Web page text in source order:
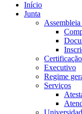
Início
Junta
Executivo
Regime
Serviços